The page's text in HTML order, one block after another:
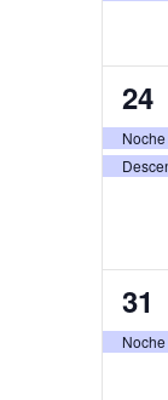
q
u
e
d
a
v
n
t
p
r
E
v
e
n
t
n
t
o
s
2
e
v
n
t
o
24
1
e
31